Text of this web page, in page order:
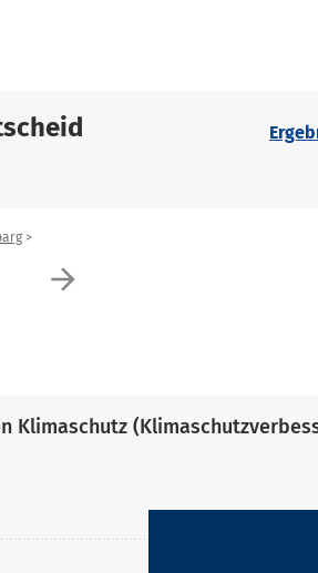
arrow_forward
Klimaschutz